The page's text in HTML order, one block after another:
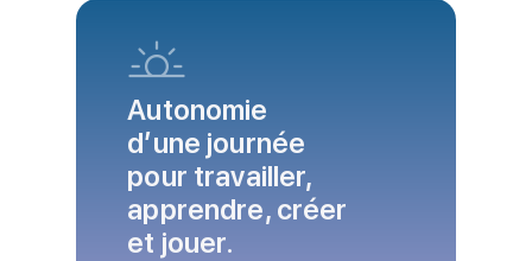
Autonomie
d’une journée
pour travailler,
apprendre, créer
et jouer.